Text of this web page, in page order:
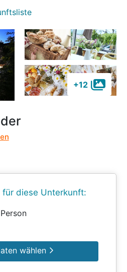
+12
für diese Unterkunft:
wählen